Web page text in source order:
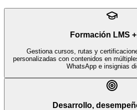
Formación LMS
Gestiona cursos, rutas y
personalizadas con contenidos en
WhatsApp e insignias
Desarrollo,